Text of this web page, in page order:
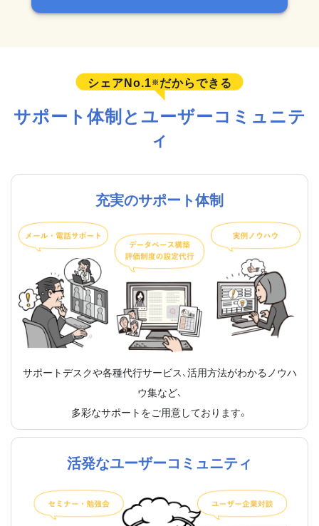
シェアNo.1※ だからできる
サポート体制とユーザーコミュニテ
ィ
充実のサポート体制
サポートデスクや各種代行サービス、活用方法がわかるノウハ
ウ集など、
多彩なサポートをご用意しております。
活発なユーザーコミュニティ